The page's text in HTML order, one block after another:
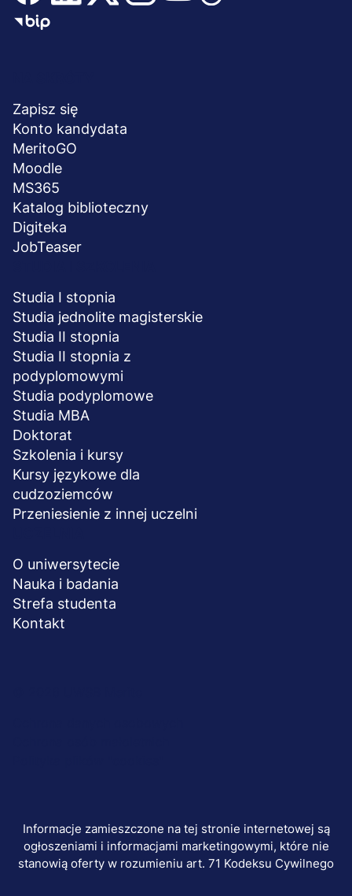
stopka
Zapisz się
Konto kandydata
MeritoGO
Moodle
MS365
Katalog biblioteczny
Digiteka
JobTeaser
Studia I stopnia
Studia jednolite magisterskie
Studia II stopnia
Studia II stopnia z
podyplomowymi
Studia podyplomowe
Studia MBA
Doktorat
Szkolenia i kursy
Kursy językowe dla
cudzoziemców
Przeniesienie z innej uczelni
O uniwersytecie
Nauka i badania
Strefa studenta
Kontakt
Informacje zamieszczone na tej stronie internetowej są
ogłoszeniami i informacjami marketingowymi, które nie
stanowią oferty w rozumieniu art. 71 Kodeksu Cywilnego